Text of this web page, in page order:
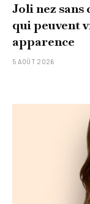
Joli nez sans
qui peuvent
apparence
5 AOÛT 2026